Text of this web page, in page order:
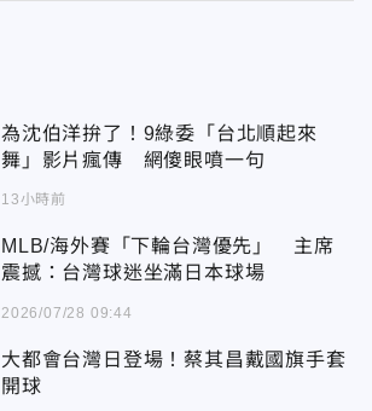
為沈伯洋拚了！9綠委「台北順起來
舞」影片瘋傳 網傻眼噴一句
13小時前
MLB/海外賽「下輪台灣優先」 主席
震撼：台灣球迷坐滿日本球場
2026/07/28 09:44
大都會台灣日登場！蔡其昌戴國旗手套
開球